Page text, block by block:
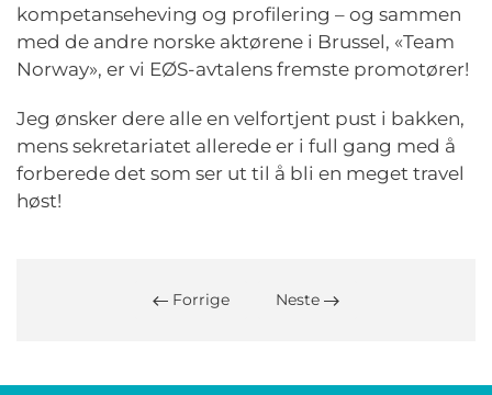
kompetanseheving og profilering – og sammen
med de andre norske aktørene i Brussel, «Team
Norway», er vi EØS-avtalens fremste promotører!
Jeg ønsker dere alle en velfortjent pust i bakken,
mens sekretariatet allerede er i full gang med å
forberede det som ser ut til å bli en meget travel
høst!
Forrige Neste